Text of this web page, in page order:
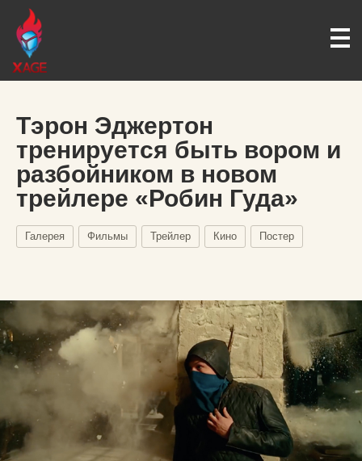
Тэрон Эджертон
тренируется быть вором и
разбойником в новом
трейлере «Робин Гуда»
Галерея Фильмы Трейлер Кино Постер